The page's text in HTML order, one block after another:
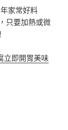
家常好料
只要加熱或微
立即開胃美味